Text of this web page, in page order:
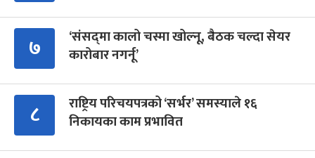
७
‘संसद्‍मा कालो चस्मा खोल्नू, बैठक चल्दा सेयर
कारोबार नगर्नू’
८
राष्ट्रिय परिचयपत्रको ‘सर्भर’ समस्याले १६
निकायका काम प्रभावित